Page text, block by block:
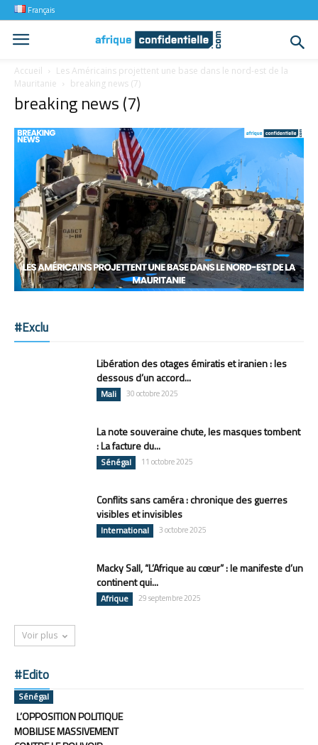
Français
Accueil
Les Américains projettent une base dans le nord-est de la
Mauritanie
breaking news (7)
breaking news (7)
#Exclu
Libération des otages émiratis et iranien : les
dessous d’un accord...
Mali 30 octobre 2025
La note souveraine chute, les masques tombent
: La facture du...
Sénégal 11 octobre 2025
Conflits sans caméra : chronique des guerres
visibles et invisibles
International 3 octobre 2025
Macky Sall, “L’Afrique au cœur” : le manifeste d’un
continent qui...
Afrique 29 septembre 2025
Voir plus
#Edito
Sénégal
L’OPPOSITION POLITIQUE
MOBILISE MASSIVEMENT